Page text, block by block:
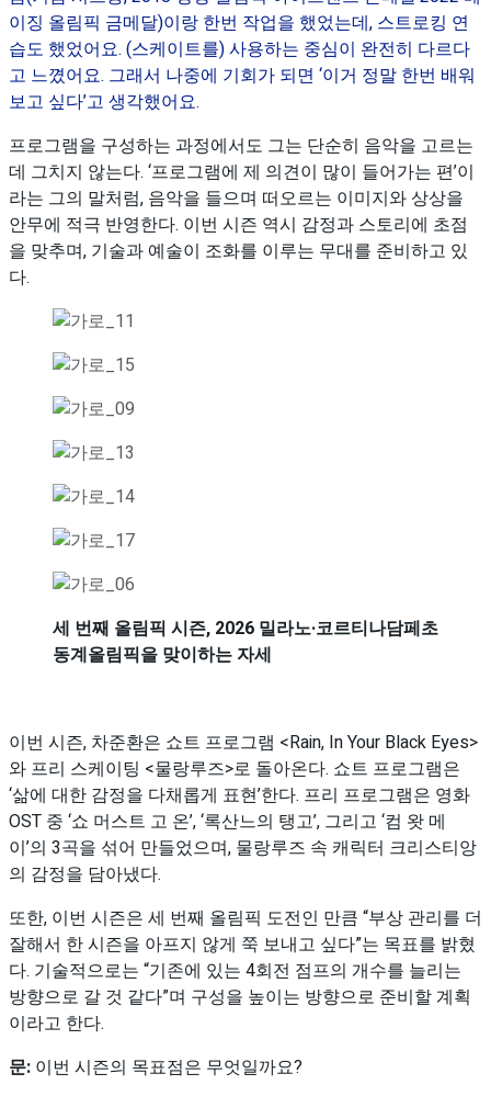
이징 올림픽 금메달)이랑 한번 작업을 했었는데, 스트로킹 연
습도 했었어요. (스케이트를) 사용하는 중심이 완전히 다르다
고 느꼈어요. 그래서 나중에 기회가 되면 ‘이거 정말 한번 배워
보고 싶다’고 생각했어요.
프로그램을 구성하는 과정에서도 그는 단순히 음악을 고르는
데 그치지 않는다. ‘프로그램에 제 의견이 많이 들어가는 편’이
라는 그의 말처럼, 음악을 들으며 떠오르는 이미지와 상상을
안무에 적극 반영한다. 이번 시즌 역시 감정과 스토리에 초점
을 맞추며, 기술과 예술이 조화를 이루는 무대를 준비하고 있
다.
세 번째 올림픽 시즌, 2026 밀라노·코르티나담페초
동계올림픽을 맞이하는 자세
이번 시즌, 차준환은 쇼트 프로그램 <Rain, In Your Black Eyes>
와 프리 스케이팅 <물랑루즈>로 돌아온다. 쇼트 프로그램은
‘삶에 대한 감정을 다채롭게 표현’한다. 프리 프로그램은 영화
OST 중 ‘쇼 머스트 고 온’, ‘록산느의 탱고’, 그리고 ‘컴 왓 메
이’의 3곡을 섞어 만들었으며, 물랑루즈 속 캐릭터 크리스티앙
의 감정을 담아냈다.
또한, 이번 시즌은 세 번째 올림픽 도전인 만큼 “부상 관리를 더
잘해서 한 시즌을 아프지 않게 쭉 보내고 싶다”는 목표를 밝혔
다. 기술적으로는 “기존에 있는 4회전 점프의 개수를 늘리는
방향으로 갈 것 같다”며 구성을 높이는 방향으로 준비할 계획
이라고 한다.
문: 이번 시즌의 목표점은 무엇일까요?